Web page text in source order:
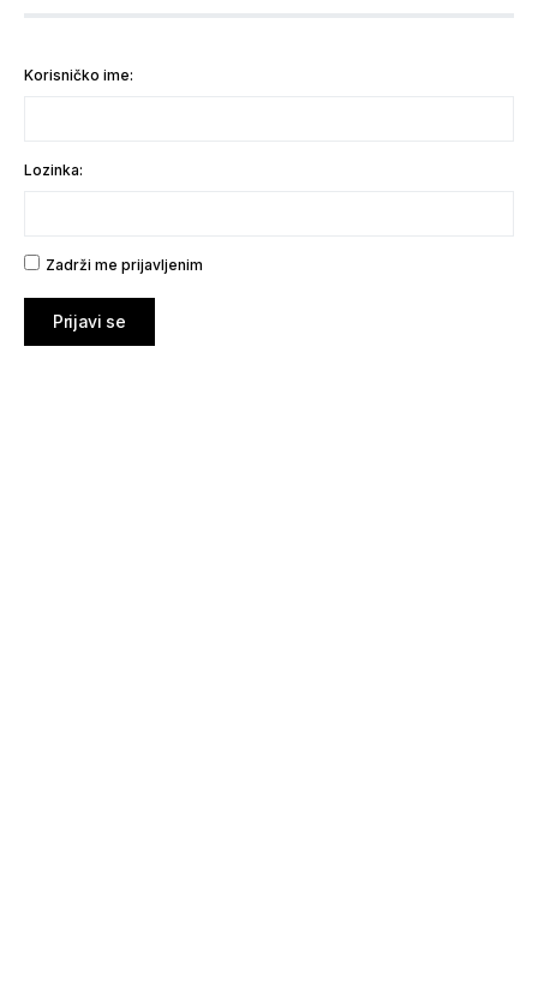
Korisničko ime:
Lozinka:
Zadrži me prijavljenim
Prijavi se